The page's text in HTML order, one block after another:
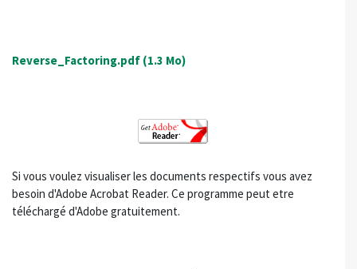
Reverse_Factoring.pdf (1.3 Mo)
Si vous voulez visualiser les documents respectifs vous avez
besoin d'Adobe Acrobat Reader. Ce programme peut etre
téléchargé d'Adobe gratuitement.